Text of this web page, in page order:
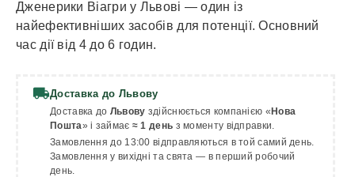
Дженерики Віагри у Львові — один із
найефективніших засобів для потенції. Основний
час дії від 4 до 6 годин.
local_shippingДоставка до Львову
Доставка до Львову здійснюється компанією « Нова
Пошта» і займає ≈ 1 день з моменту відправки.
Замовлення до 13:00 відправляються в той самий день.
Замовлення у вихідні та свята — в перший робочий
день.